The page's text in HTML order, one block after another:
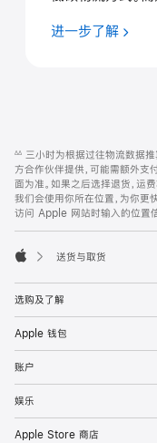
进一步了解
页
页
脚
∆∆
三小时为根据过往物流数据推
方合作伙伴提供，可能需额外支
面为准。如果之后选择退货，运
我们会使用你所在位置，为你更
访问 Apple 网站时输入的位置信
送货与取货
选购及了解
Apple 钱包
账户
娱乐
Apple Store 商店